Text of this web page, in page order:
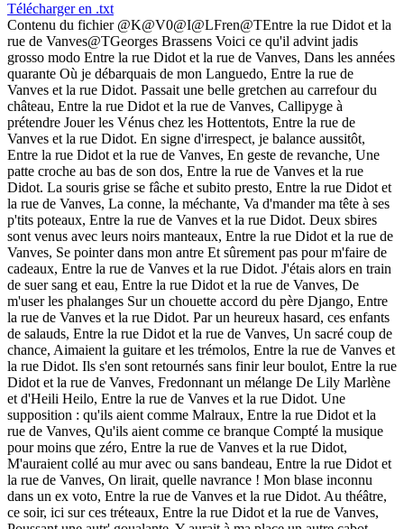
Télécharger en .txt
Contenu du fichier @K@V0@I@LFren@TEntre la rue Didot et la
rue de Vanves@TGeorges Brassens Voici ce qu'il advint jadis
grosso modo Entre la rue Didot et la rue de Vanves, Dans les années
quarante Où je débarquais de mon Languedo, Entre la rue de
Vanves et la rue Didot. Passait une belle gretchen au carrefour du
château, Entre la rue Didot et la rue de Vanves, Callipyge à
prétendre Jouer les Vénus chez les Hottentots, Entre la rue de
Vanves et la rue Didot. En signe d'irrespect, je balance aussitôt,
Entre la rue Didot et la rue de Vanves, En geste de revanche, Une
patte croche au bas de son dos, Entre la rue de Vanves et la rue
Didot. La souris grise se fâche et subito presto, Entre la rue Didot et
la rue de Vanves, La conne, la méchante, Va d'mander ma tête à ses
p'tits poteaux, Entre la rue de Vanves et la rue Didot. Deux sbires
sont venus avec leurs noirs manteaux, Entre la rue Didot et la rue de
Vanves, Se pointer dans mon antre Et sûrement pas pour m'faire de
cadeaux, Entre la rue de Vanves et la rue Didot. J'étais alors en train
de suer sang et eau, Entre la rue Didot et la rue de Vanves, De
m'user les phalanges Sur un chouette accord du père Django, Entre
la rue de Vanves et la rue Didot. Par un heureux hasard, ces enfants
de salauds, Entre la rue Didot et la rue de Vanves, Un sacré coup de
chance, Aimaient la guitare et les trémolos, Entre la rue de Vanves et
la rue Didot. Ils s'en sont retournés sans finir leur boulot, Entre la rue
Didot et la rue de Vanves, Fredonnant un mélange De Lily Marlène
et d'Heili Heilo, Entre la rue de Vanves et la rue Didot. Une
supposition : qu'ils aient comme Malraux, Entre la rue Didot et la
rue de Vanves, Qu'ils aient comme ce branque Compté la musique
pour moins que zéro, Entre la rue de Vanves et la rue Didot,
M'auraient collé au mur avec ou sans bandeau, Entre la rue Didot et
la rue de Vanves, On lirait, quelle navrance ! Mon blase inconnu
dans un ex voto, Entre la rue de Vanves et la rue Didot. Au théâtre,
ce soir, ici sur ces tréteaux, Entre la rue Didot et la rue de Vanves,